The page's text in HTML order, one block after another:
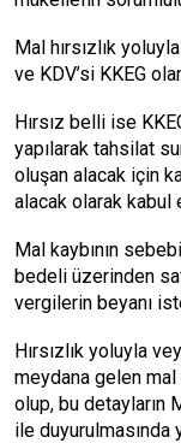
Mal hırsızlık
ve KDV’si KKEG
Hırsız belli ise
yapılarak tahsilat
oluşan alacak için
alacak olarak kabul
Mal kaybının
bedeli üzerinden
vergilerin beyanı
Hırsızlık yoluyla
meydana gelen mal
olup, bu detayların
ile duyurulmasında